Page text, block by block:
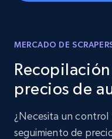
MERCADO DE
precios de
¿Necesita un
seguimiento de